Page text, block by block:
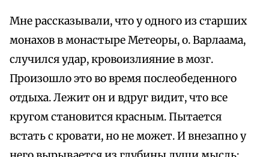
Мне рассказывали, что у одного из старших
монахов в монастыре Метеоры, о. Варлаама,
случился удар, кровоизлияние в мозг.
Произошло это во время послеобеденного
отдыха. Лежит он и вдруг видит, что все
кругом становится красным. Пытается
встать с кровати, но не может. И внезапно у